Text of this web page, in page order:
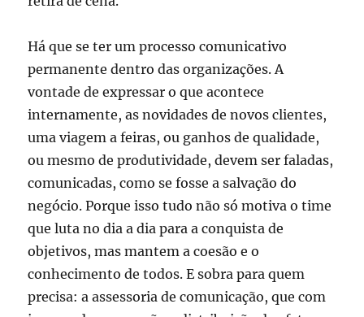
Há que se ter um processo comunicativo
permanente dentro das organizações. A
vontade de expressar o que acontece
internamente, as novidades de novos clientes,
uma viagem a feiras, ou ganhos de qualidade,
ou mesmo de produtividade, devem ser faladas,
comunicadas, como se fosse a salvação do
negócio. Porque isso tudo não só motiva o time
que luta no dia a dia para a conquista de
objetivos, mas mantem a coesão e o
conhecimento de todos. E sobra para quem
precisa: a assessoria de comunicação, que com